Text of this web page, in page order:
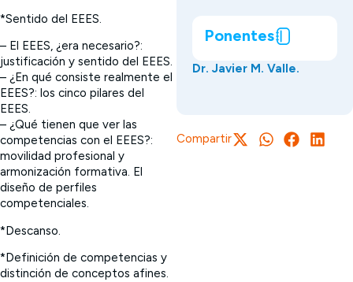
*Sentido del EEES.
– El EEES, ¿era necesario?:
justificación y sentido del EEES.
– ¿En qué consiste realmente el
EEES?: los cinco pilares del
EEES.
– ¿Qué tienen que ver las
competencias con el EEES?:
movilidad profesional y
armonización formativa. El
diseño de perfiles
competenciales.
*Descanso.
*Definición de competencias y
distinción de conceptos afines.
Ponentes
Dr. Javier M. Valle.
Compartir